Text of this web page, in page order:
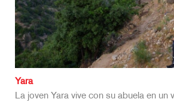
Yara
La joven Yara vive con su abuela en un